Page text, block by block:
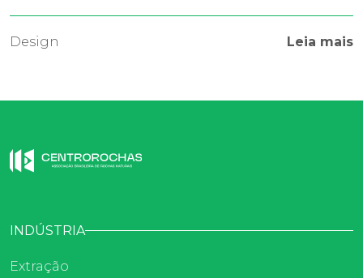
Design Leia mais
INDÚSTRIA
Extração